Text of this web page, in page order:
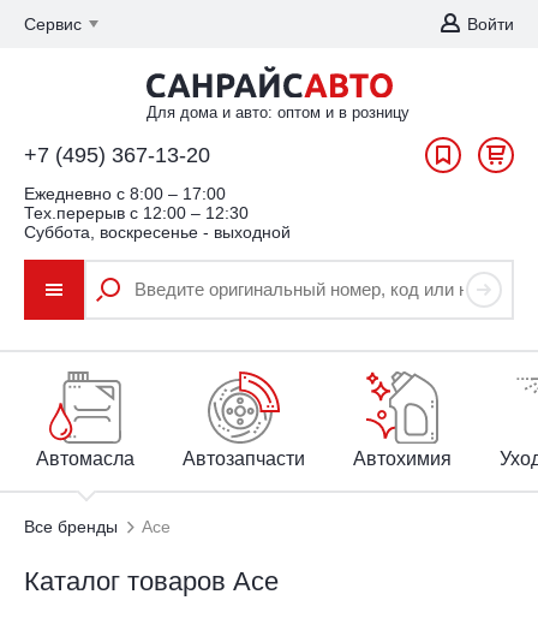
Сервис Войти
Для дома и авто: оптом и в розницу
+7 (495) 367-13-20
Ежедневно c 8:00 – 17:00
Тех.перерыв с 12:00 – 12:30
Суббота, воскресенье - выходной
Автомасла Автозапчасти Автохимия
Все бренды Ace
Каталог товаров Ace